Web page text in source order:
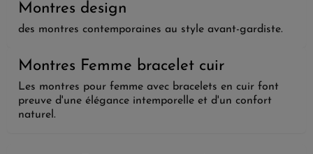
Montres design
des montres contemporaines au style avant-gardiste.
Montres Femme bracelet cuir
Les montres pour femme avec bracelets en cuir font
preuve d'une élégance intemporelle et d'un confort
naturel.